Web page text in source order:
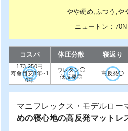
やや硬め,ふつう,や
ニュートン：
コスパ 体圧分散 寝返り
173,250円
寿命目安8年~1
0年
ウレタン◯
低反発◎
高反発◯
マニフレックス・モデルロー
めの寝心地の高反発マットレ